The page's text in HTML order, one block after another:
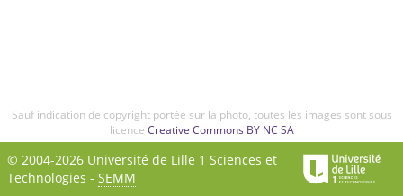
Sauf indication de copyright portée sur la photo, toutes les images sont sous
licence Creative Commons BY NC SA
© 2004-2026 Université de Lille 1 Sciences et
Technologies - SEMM